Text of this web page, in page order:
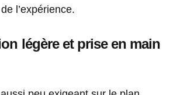
l’expérience.
légère et prise en main